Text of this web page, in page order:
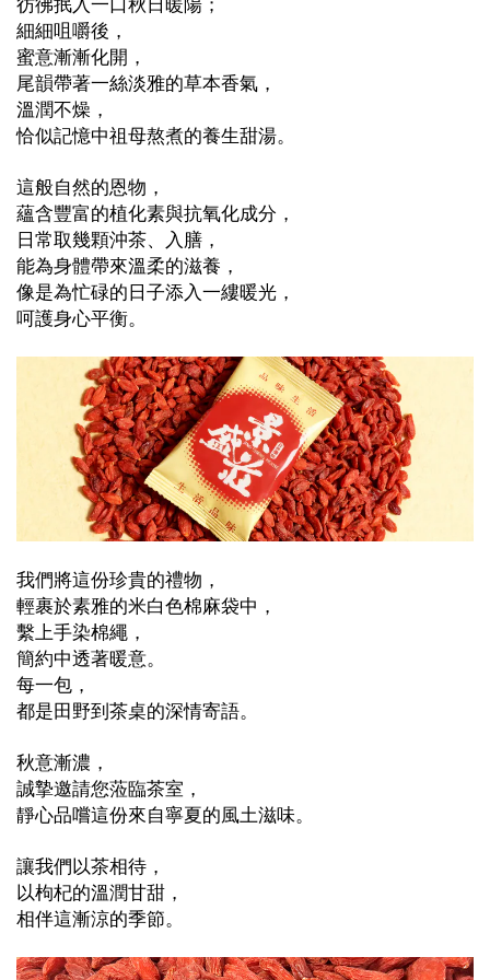
細細咀嚼後，
蜜意漸漸化開，
尾韻帶著一絲淡雅的草本香氣，
溫潤不燥，
恰似記憶中祖母熬煮的養生甜湯。
這般自然的恩物，
蘊含豐富的植化素與抗氧化成分，
日常取幾顆沖茶、入膳，
能為身體帶來溫柔的滋養，
像是為忙碌的日子添入一縷暖光，
呵護身心平衡。
我們將這份珍貴的禮物，
輕裹於素雅的米白色棉麻袋中，
繫上手染棉繩，
簡約中透著暖意。
每一包，
都是田野到茶桌的深情寄語。
秋意漸濃，
誠摯邀請您蒞臨茶室，
靜心品嚐這份來自寧夏的風土滋味。
讓我們以茶相待，
以枸杞的溫潤甘甜，
相伴這漸涼的季節。